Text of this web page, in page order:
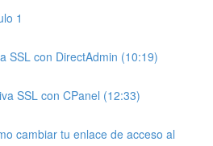
1
SSL con DirectAdmin (10:19)
SSL con CPanel (12:33)
cambiar tu enlace de acceso al